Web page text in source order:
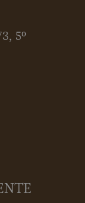
5º